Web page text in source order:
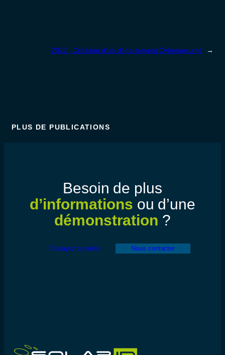
2022 : Création d’un département Cybersécurité →
PLUS DE PUBLICATIONS
Besoin de plus
d’informations ou d’une
démonstration ?
Essayez la démo Nous contacter